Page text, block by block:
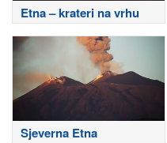
Etna – krateri na vrhu
Sjeverna Etna